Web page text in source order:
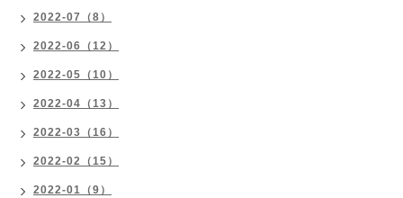
2022-07（8）
2022-06（12）
2022-05（10）
2022-04（13）
2022-03（16）
2022-02（15）
2022-01（9）